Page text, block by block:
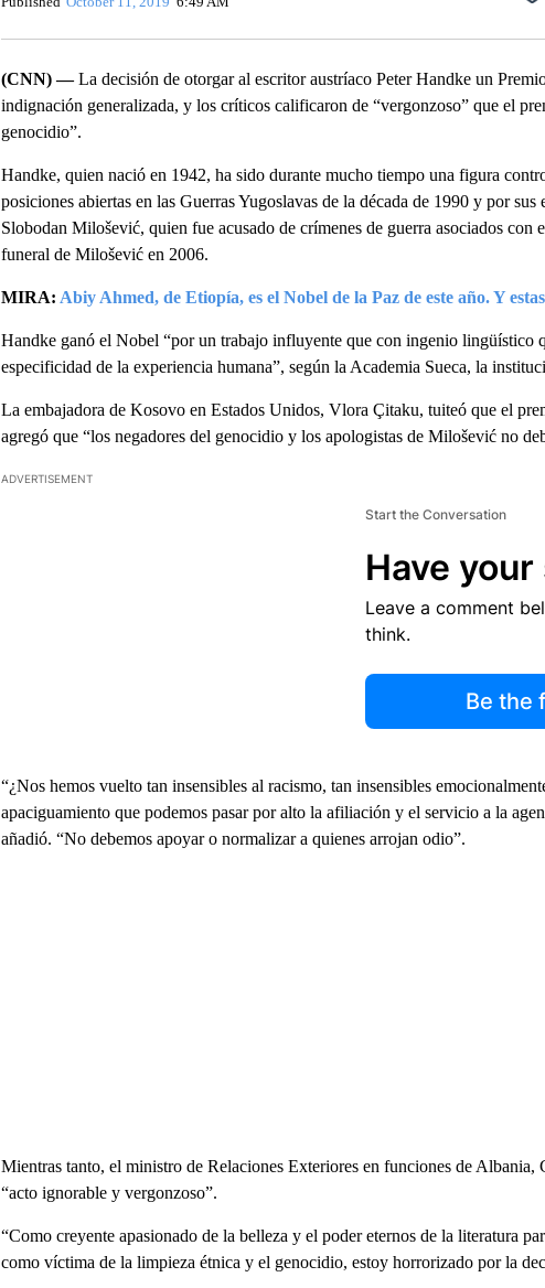
(CNN) —La decisión de otorgar al escritor austríaco Peter Handke un
indignación generalizada, y los críticos calificaron de “vergonzoso” que el
genocidio”.
Handke, quien nació en 1942, ha sido durante mucho tiempo una figura
posiciones abiertas en las Guerras Yugoslavas de la década de 1990 y por
Slobodan Milošević, quien fue acusado de crímenes de guerra asociados
funeral de Milošević en 2006.
MIRA: Abiy Ahmed, de Etiopía, es el Nobel de la Paz de este año. Y
Handke ganó el Nobel “por un trabajo influyente que con ingenio lingüístico
especificidad de la experiencia humana”, según la Academia Sueca, la
La embajadora de Kosovo en Estados Unidos, Vlora Çitaku, tuiteó que el
agregó que “los negadores del genocidio y los apologistas de Milošević no
ADVERTISEMENT
Start the Conversation
Have your
Leave a comment
think.
Be the
“¿Nos hemos vuelto tan insensibles al racismo, tan insensibles
apaciguamiento que podemos pasar por alto la afiliación y el servicio a la
añadió. “No debemos apoyar o normalizar a quienes arrojan odio”.
Mientras tanto, el ministro de Relaciones Exteriores en funciones de
“acto ignorable y vergonzoso”.
“Como creyente apasionado de la belleza y el poder eternos de la literatura
como víctima de la limpieza étnica y el genocidio, estoy horrorizado por la